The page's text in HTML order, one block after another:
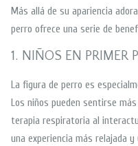
Más allá de su apariencia
perro ofrece una serie de
1. NIÑOS EN PRIMER
La figura de perro es
Los niños pueden sentirse
terapia respiratoria al
una experiencia más relajada